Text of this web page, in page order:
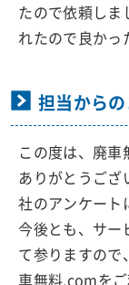
たので依頼しま
れたので良かっ
担当から
この度は、廃
ありがとうござ
社のアンケート
今後とも、サー
て参りますので
車無料.comをご